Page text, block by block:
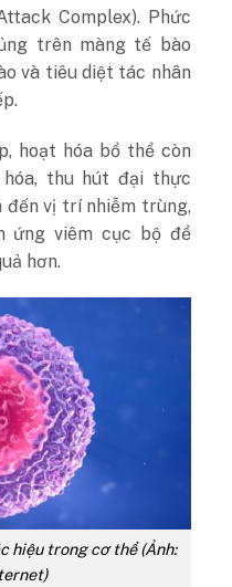
Complex). Phức
trên màng tế bào
và tiêu diệt tác nhân
hoạt hóa bổ thể còn
thu hút đại thực
đến vị trí nhiễm trùng,
ứng viêm cục bộ để
hơn.
hiệu trong cơ thể (Ảnh: